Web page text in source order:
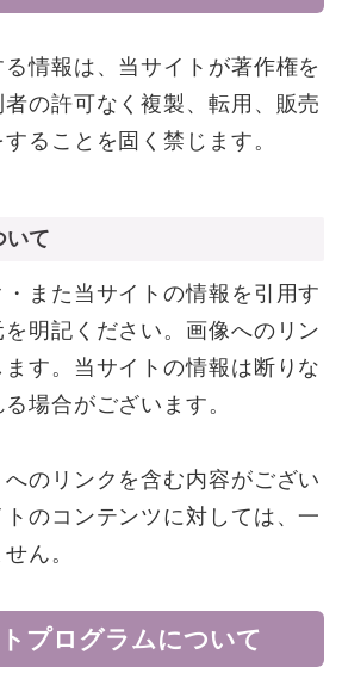
情報は、当サイトが著作権を
の許可なく複製、転用、販売
ることを固く禁じます。
いて
また当サイトの情報を引用す
明記ください。画像へのリン
す。当サイトの情報は断りな
場合がございます。
のリンクを含む内容がござい
のコンテンツに対しては、一
ん。
プログラムについて